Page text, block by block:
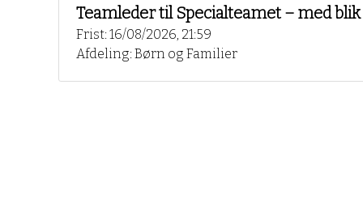
Teamleder til Specialteamet – med
Frist: 16/08/2026, 21:59
Afdeling: Børn og Familier